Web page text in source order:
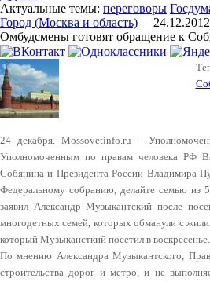
Актуальные темы: переговоры
Город (Москва и область) 24.12.2012
Омбудсмены готовят обращение к
24 декабря. Mossovetinfo.ru –
Уполномоченным по правам человека РФ
Собянина и Президента России Владимира
Федеральному собранию, делайте семью из
заявил Александр Музыкантский после
многодетных семей, которых обманули с
который Музыкансткий посетил в воскресенье.
По мнению Александра Музыкантского,
строительства дорог и метро, и не